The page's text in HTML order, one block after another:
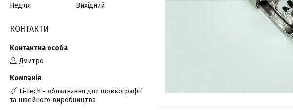
Неділя
Вихідний
КОНТАКТИ
Дмитро
Li-tech - обладнання для шовкографії
та швейного виробництва